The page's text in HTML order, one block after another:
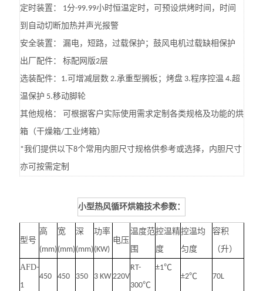
定时装置： 1分-99.99小时恒温定时，可预设烘烤时间，时间
到自动切断加热并声光报警
安全装置： 漏电，短路，过载保护；鼓风电机过载缺相保护
出厂配件： 标配网版2层
选装配件： 1. 可增减层数2.承重型搁板；烤盘3.程序控温4.超
温保护 5.移动脚轮
其他规格：
可根据客户实际使用需求定制各类规格及功能的烘
箱（干燥箱/工业烤箱）
*我们提供以下8个常用内胆尺寸规格供参考或选择，内胆尺寸
亦可按需定制
小型热风循环烘箱技术参数：
型号
高
(mm)
宽
(mm)
深
(mm)
功率
(KW)
电压
温度范
围
控温精
度
控温均
匀度
容积
（升）
AFD-
1
450 450 350 3 KW 220V
RT-
300℃
±1℃
±2℃
70L